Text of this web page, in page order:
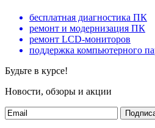
бесплатная диагностика ПК
ремонт и модернизация ПК
ремонт LCD-мониторов
поддержка компьютерного
Будьте в курсе!
Новости, обзоры и акции